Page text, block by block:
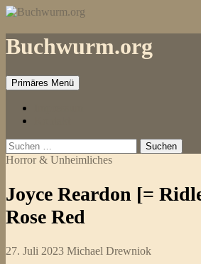
Zum
springen
Buchwurm.org
Primäres Menü
Suchen
nach:
Horror & Unheimliches
Joyce Reardon [=
Rose Red
27. Juli 2023 Michael Drewniok